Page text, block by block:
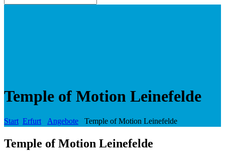
Temple of Motion Leinefelde
Start Erfurt Angebote Temple of Motion Leinefelde
Temple of Motion Leinefelde